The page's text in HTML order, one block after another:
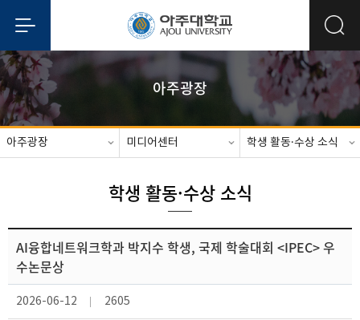
아주광장
아주광장 미디어센터 학생 활동·수상 소식
학생 활동·수상 소식
AI융합네트워크학과 박지수 학생, 국제 학술대회 <IPEC> 우
수논문상
2026-06-12 2605